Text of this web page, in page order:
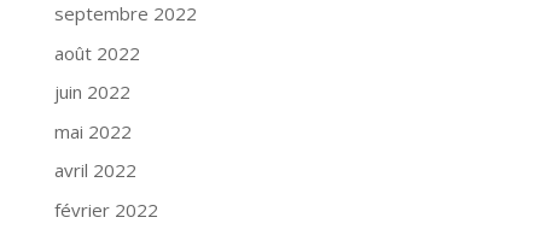
septembre 2022
août 2022
juin 2022
mai 2022
avril 2022
février 2022